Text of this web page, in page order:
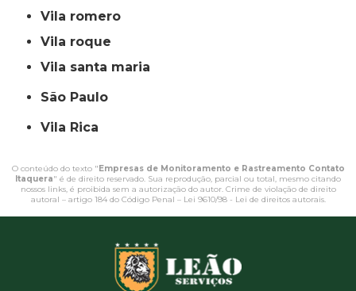
vila romero
vila roque
vila santa maria
São Paulo
Vila Rica
O conteúdo do texto " Empresas de Monitoramento e Rastreamento Contato
Itaquera" é de direito reservado. Sua reprodução, parcial ou total, mesmo citando
nossos links, é proibida sem a autorização do autor. Crime de violação de direito
autoral – artigo 184 do Código Penal – Lei 9610/98 - Lei de direitos autorais.